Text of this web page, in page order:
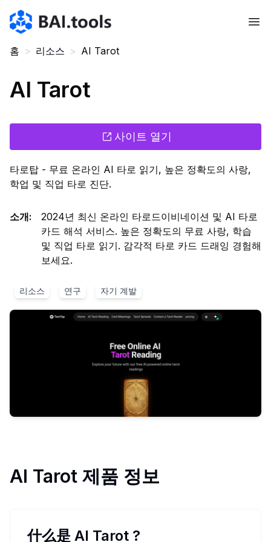
Bai.tools
홈 > 리소스 > AI Tarot
AI Tarot
사이트 열기
타로탑 - 무료 온라인 AI 타로 읽기, 높은 정확도의 사랑,
학업 및 직업 타로 진단.
소개:
2024년 최신 온라인 타로드이비네이션 및 AI 타로
카드 해석 서비스. 높은 정확도의 무료 사랑, 학습
및 직업 타로 읽기. 감각적 타로 카드 드래잉 경험해
보세요.
리소스 연구 자기 계발
AI Tarot 제품 정보
什么是 AI Tarot ?